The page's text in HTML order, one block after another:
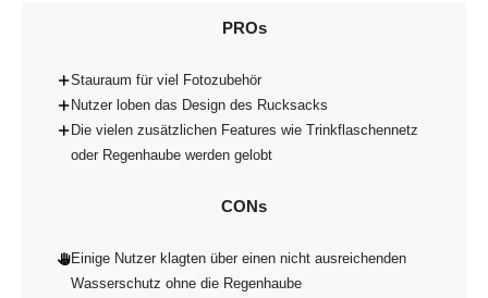
PROs
Stauraum für viel Fotozubehör
Nutzer loben das Design des Rucksacks
Die vielen zusätzlichen Features wie Trinkflaschennetz
oder Regenhaube werden gelobt
CONs
Einige Nutzer klagten über einen nicht ausreichenden
Wasserschutz ohne die Regenhaube